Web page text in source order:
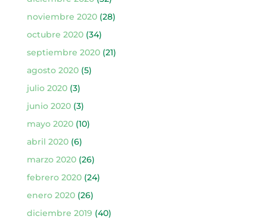
noviembre 2020(28)
octubre 2020(34)
septiembre 2020(21)
agosto 2020(5)
julio 2020(3)
junio 2020(3)
mayo 2020(10)
abril 2020(6)
marzo 2020(26)
febrero 2020(24)
enero 2020(26)
diciembre 2019 (40)